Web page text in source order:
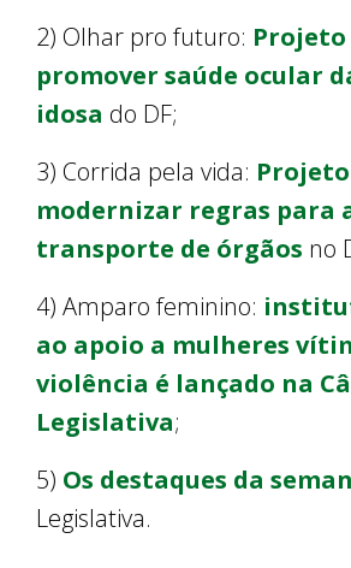
2) Olhar pro futuro: Projeto
promover saúde ocular
idosa do DF;
3) Corrida pela vida:
modernizar regras para
transporte de órgãos no
4) Amparo feminino:
ao apoio a mulheres
violência é lançado na
Legislativa;
5) Os destaques da
Legislativa.